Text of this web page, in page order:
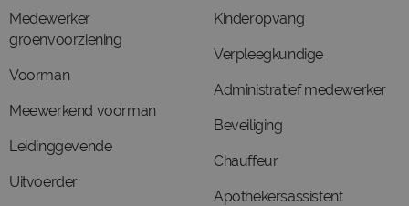
Medewerker
groenvoorziening
Voorman
Meewerkend voorman
Leidinggevende
Uitvoerder
Kinderopvang
Verpleegkundige
Administratief medewerker
Beveiliging
Chauffeur
Apothekersassistent